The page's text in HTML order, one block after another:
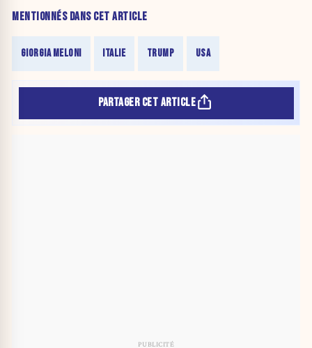
MENTIONNÉS DANS CET ARTICLE
GIORGIA MELONI ITALIE TRUMP USA
PARTAGER CET ARTICLE